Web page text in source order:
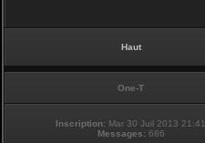
Haut
One-T
Inscription: Mar 30 Juil 2013 21:41
Messages:686